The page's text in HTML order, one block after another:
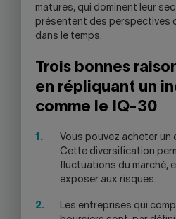
matures, qui dominent leur
présentent des perspectives
dans le temps.
Trois bonnes
en répliquant un
comme le IQ-30
Vous pouvez acheter un
Cette diversification
fluctuations du marché,
exposer aux risques.
Les entreprises qui